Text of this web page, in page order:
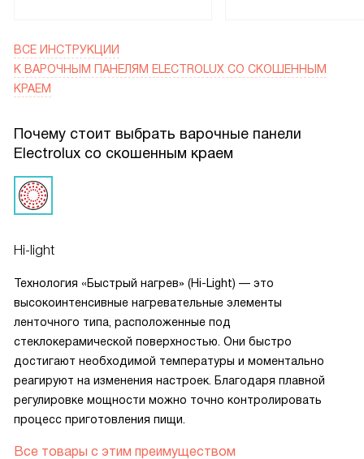
ВСЕ ИНСТРУКЦИИ
К ВАРОЧНЫМ ПАНЕЛЯМ ELECTROLUX СО СКОШЕННЫМ
КРАЕМ
Почему стоит выбрать варочные панели
Electrolux со скошенным краем
Hi-light
Технология «Быстрый нагрев» (Hi-Light) — это
высокоинтенсивные нагревательные элементы
ленточного типа, расположенные под
стеклокерамической поверхностью. Они быстро
достигают необходимой температуры и моментально
реагируют на изменения настроек. Благодаря плавной
регулировке мощности можно точно контролировать
процесс приготовления пищи.
Все товары с этим преимуществом